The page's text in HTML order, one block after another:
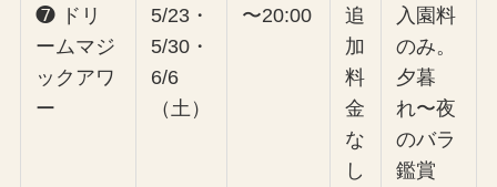
❼ ドリ
ームマジ
ックアワ
ー
5/23・
5/30・
6/6
（土）
〜20:00
追
加
料
金
な
し
入園料
のみ。
夕暮
れ〜夜
のバラ
鑑賞